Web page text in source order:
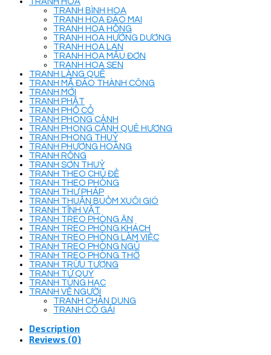
TRANH BÌNH HOA
TRANH HOA ĐÀO MAI
TRANH HOA HỒNG
TRANH HOA HƯỚNG DƯƠNG
TRANH HOA LAN
TRANH HOA MẪU ĐƠN
TRANH HOA SEN
TRANH LÀNG QUÊ
TRANH MÃ ĐÁO THÀNH CÔNG
TRANH MỚI
TRANH PHẬT
TRANH PHỐ CỔ
TRANH PHONG CẢNH
TRANH PHONG CẢNH QUÊ HƯƠNG
TRANH PHONG THUỶ
TRANH PHƯỢNG HOÀNG
TRANH RỒNG
TRANH SƠN THUỶ
TRANH THEO CHỦ ĐỀ
TRANH THEO PHÒNG
TRANH THƯ PHÁP
TRANH THUẬN BUỒM XUÔI GIÓ
TRANH TĨNH VẬT
TRANH TREO PHÒNG ĂN
TRANH TREO PHÒNG KHÁCH
TRANH TREO PHÒNG LÀM VIỆC
TRANH TREO PHÒNG NGỦ
TRANH TREO PHÒNG THỜ
TRANH TRỪU TƯỢNG
TRANH TỨ QUÝ
TRANH TÙNG HẠC
TRANH VẼ NGƯỜI
TRANH CHÂN DUNG
TRANH CÔ GÁI
Description
Reviews (0)